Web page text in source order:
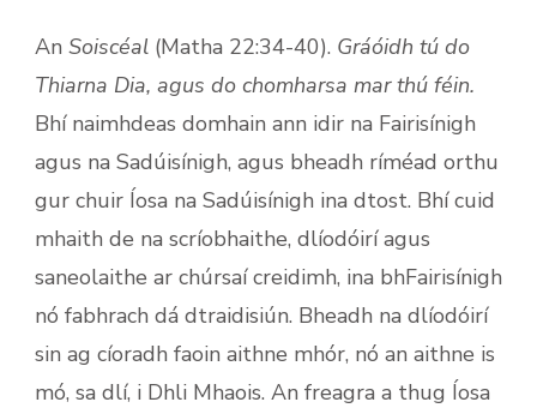
An Soiscéal (Matha 22:34-40). Gráóidh tú do
Thiarna Dia, agus do chomharsa mar thú féin.
Bhí naimhdeas domhain ann idir na Fairisínigh
agus na Sadúisínigh, agus bheadh ríméad orthu
gur chuir Íosa na Sadúisínigh ina dtost. Bhí cuid
mhaith de na scríobhaithe, dlíodóirí agus
saneolaithe ar chúrsaí creidimh, ina bhFairisínigh
nó fabhrach dá dtraidisiún. Bheadh na dlíodóirí
sin ag cíoradh faoin aithne mhór, nó an aithne is
mó, sa dlí, i Dhli Mhaois. An freagra a thug Íosa